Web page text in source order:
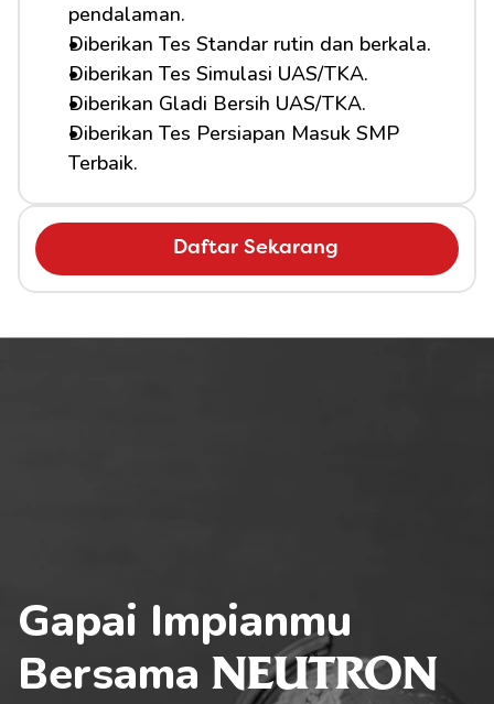
Daftar Sekarang
pendalaman.
Diberikan Tes Standar rutin dan berkala.
Diberikan Tes Simulasi UAS/TKA.
Diberikan Gladi Bersih UAS/TKA.
Diberikan Tes Persiapan Masuk SMP
Terbaik.
Gapai Impianmu
Bersama NEUTRON